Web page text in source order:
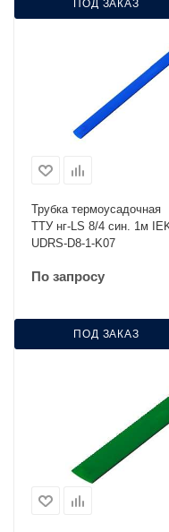
ПОД ЗАКАЗ
Трубка термоусадочная
ТТУ нг-LS 8/4 син. 1м
UDRS-D8-1-K07
По запросу
ПОД ЗАКАЗ